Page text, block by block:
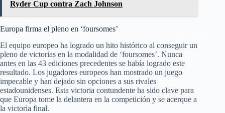
Ryder Cup contra Zach Johnson
Europa firma el pleno en ‘foursomes’
El equipo europeo ha logrado un hito histórico al conseguir un
pleno de victorias en la modalidad de ‘foursomes’. Nunca
antes en las 43 ediciones precedentes se había logrado este
resultado. Los jugadores europeos han mostrado un juego
impecable y han dejado sin opciones a sus rivales
estadounidenses. Esta victoria contundente ha sido clave para
que Europa tome la delantera en la competición y se acerque a
la victoria final.